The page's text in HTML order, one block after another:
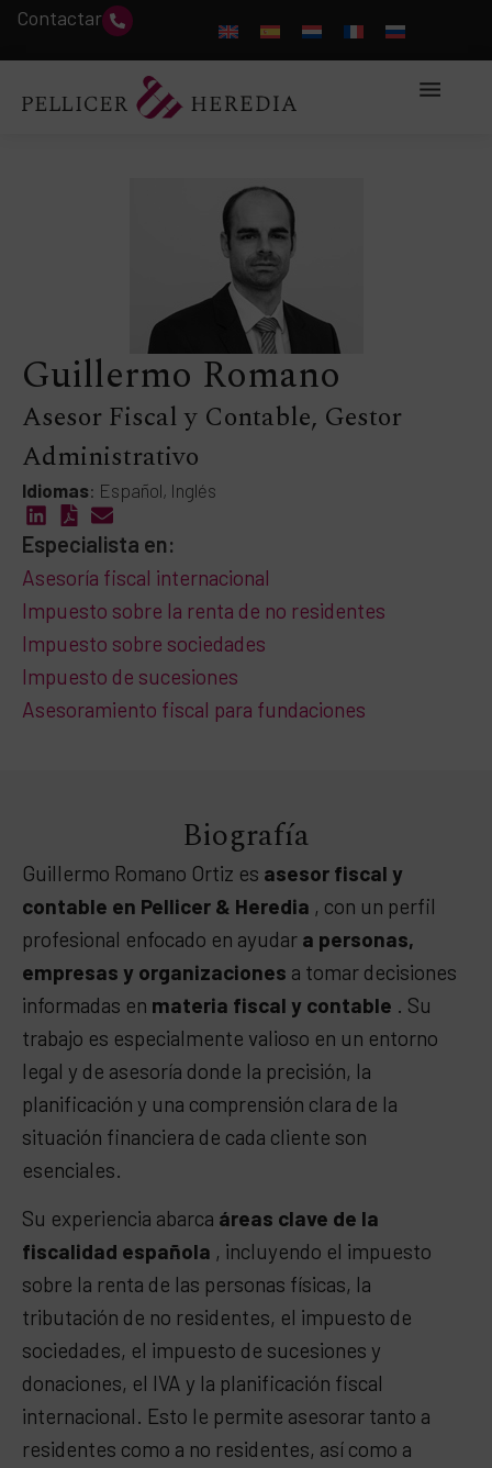
Contactar
Guillermo Romano
Asesor Fiscal y Contable, Gestor
Administrativo
Idiomas: Español, Inglés
Especialista en:
Asesoría fiscal internacional
Impuesto sobre la renta de no residentes
Impuesto sobre sociedades
Impuesto de sucesiones
Asesoramiento fiscal para fundaciones
Biografía
Guillermo Romano Ortiz es asesor fiscal y
contable en Pellicer & Heredia , con un perfil
profesional enfocado en ayudar a personas,
empresas y organizaciones a tomar decisiones
informadas en materia fiscal y contable . Su
trabajo es especialmente valioso en un entorno
legal y de asesoría donde la precisión, la
planificación y una comprensión clara de la
situación financiera de cada cliente son
esenciales.
Su experiencia abarca áreas clave de la
fiscalidad española , incluyendo el impuesto
sobre la renta de las personas físicas, la
tributación de no residentes, el impuesto de
sociedades, el impuesto de sucesiones y
donaciones, el IVA y la planificación fiscal
internacional. Esto le permite asesorar tanto a
residentes como a no residentes, así como a